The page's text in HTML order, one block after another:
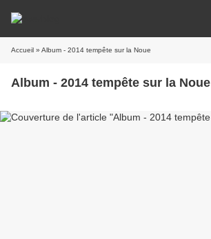
Accueil » Album - 2014 tempête sur la Noue
Album - 2014 tempête sur la Noue